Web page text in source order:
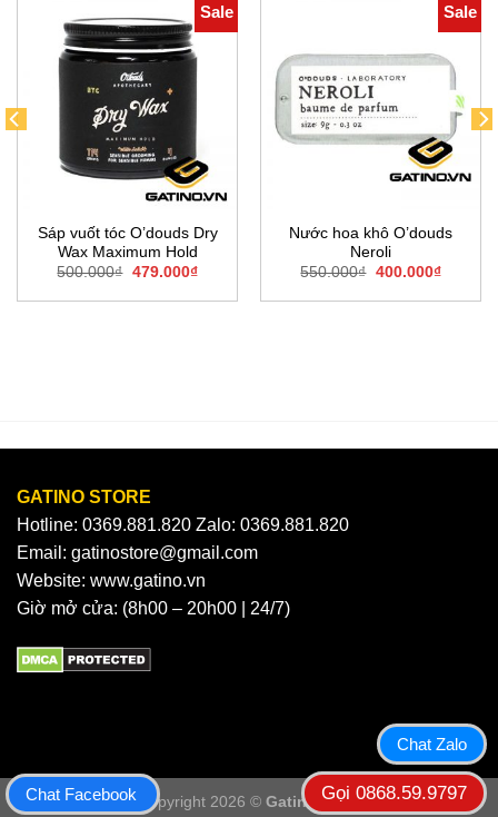
Sale
Sáp vuốt tóc O’douds Dry
Wax Maximum Hold
500.000₫ Giá
là:
479.000₫Giá
tại
Sale
Nước hoa khô O’douds
Neroli
550.000₫ Giá
là:
400.000₫Giá
tại
GATINO STORE
Hotline: 0369.881.820 Zalo: 0369.881.820
Email: gatinostore@gmail.com
Website: www.gatino.vn
Giờ mở cửa: (8h00 – 20h00 | 24/7)
Copyright 2026 © Gatino Store
Chat Zalo
Chat Facebook Gọi 0868.59.9797